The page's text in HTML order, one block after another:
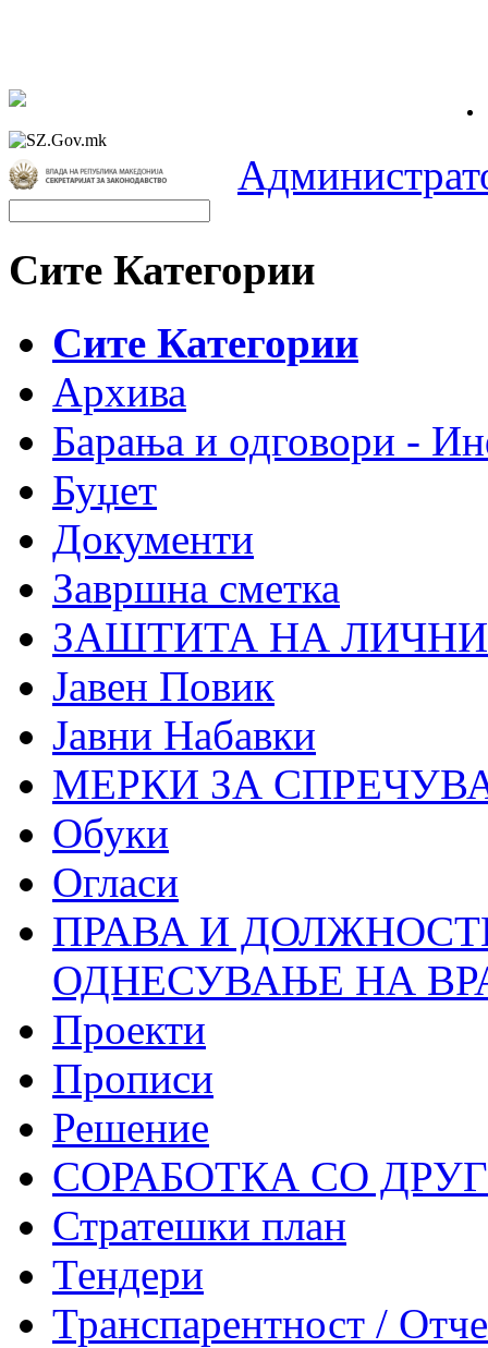
Сите Категории
Сите Категории
Архива
Барања и одговори -
Буџет
Документи
Завршна сметка
ЗАШТИТА НА
Јавен Повик
Јавни Набавки
МЕРКИ ЗА
Обуки
Огласи
ПРАВА И
ОДНЕСУВАЊЕ НА
Проекти
Прописи
Решение
СОРАБОТКА СО
Стратешки план
Тендери
Транспарентност /